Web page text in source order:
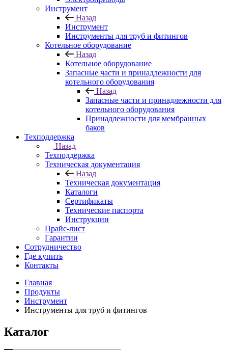
Инструмент
Назад
Инструмент
Инструменты для труб и фитингов
Котельное оборудование
Назад
Котельное оборудование
Запасные части и принадлежности для
котельного оборудования
Назад
Запасные части и принадлежности для
котельного оборудования
Принадлежности для мембранных
баков
Техподдержка
Назад
Техподдержка
Техническая документация
Назад
Техническая документация
Каталоги
Сертификаты
Технические паспорта
Инструкции
Прайс-лист
Гарантии
Сотрудничество
Где купить
Контакты
Главная
Продукты
Инструмент
Инструменты для труб и фитингов
Каталог